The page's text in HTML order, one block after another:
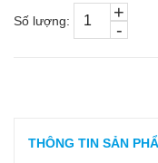
Số lượng: -
+
THÔNG TIN SẢN